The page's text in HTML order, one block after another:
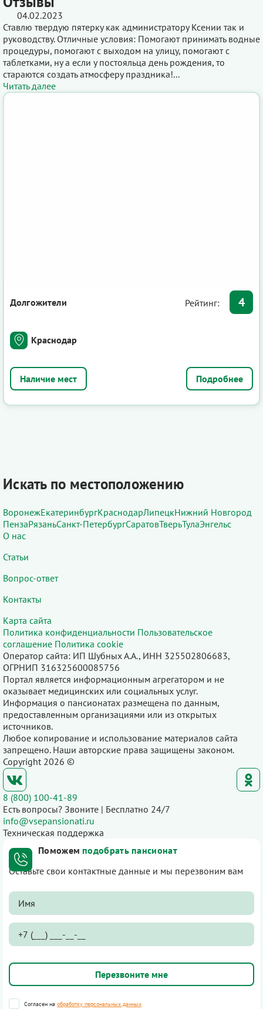
04.02.2023
Ставлю твердую пятерку как администратору Ксении так и
руководству. Отличные условия: Помогают принимать водные
процедуры, помогают с выходом на улицу, помогают с
таблетками, ну а если у постояльца день рождения, то
стараются создать атмосферу праздника!...
Читать далее
Долгожители Рейтинг: 4
Краснодар
Подробнее
Искать по местоположению
ВоронежЕкатеринбургКраснодарЛипецкНижний Новгород
ПензаРязаньСанкт-ПетербургСаратовТверьТулаЭнгельс
О нас
Статьи
Вопрос-ответ
Контакты
Карта сайта
Политика конфиденциальности Пользовательское
соглашение Политика cookie
Оператор сайта: ИП Шубных А.А., ИНН 325502806683,
ОГРНИП 316325600085756
Портал является информационным агрегатором и не
оказывает медицинских или социальных услуг.
Информация о пансионатах размещена по данным,
предоставленным организациями или из открытых
источников.
Любое копирование и использование материалов сайта
запрещено. Наши авторские права защищены законом.
Copyright 2026 ©
8 (800) 100-41-89
Есть вопросы? Звоните | Бесплатно 24/7
info@vsepansionati.ru
Техническая поддержка
Поможем подобрать пансионат
Оставьте свои контактные данные и мы перезвоним вам
Согласен на обработку персональных данных